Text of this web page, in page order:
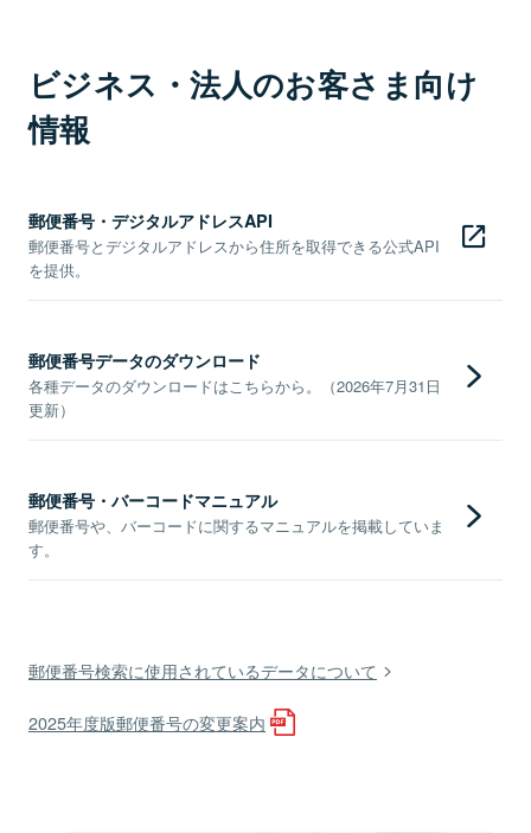
ビジネス・法人のお客さま向け
情報
郵便番号・デジタルアドレスAPI
郵便番号とデジタルアドレスから住所を取得できる公式API
を提供。
郵便番号データのダウンロード
各種データのダウンロードはこちらから。（2026年7月31日
更新）
郵便番号・バーコードマニュアル
郵便番号や、バーコードに関するマニュアルを掲載していま
す。
郵便番号検索に使用されているデータについて
2025年度版郵便番号の変更案内